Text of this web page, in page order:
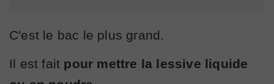
C'est le bac le plus grand.
Il est fait pour mettre la lessive liquide